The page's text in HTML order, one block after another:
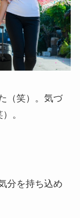
（笑）。気づ
。
分を持ち込め